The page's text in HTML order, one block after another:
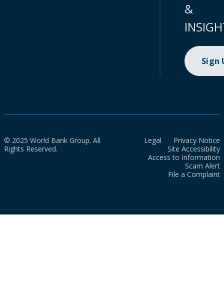
&
Sign
© 2025 World Bank Group. All
Rights Reserved.
Legal
Privacy Notice
Site Accessibility
Access to Information
Scam Alert
File a Complaint